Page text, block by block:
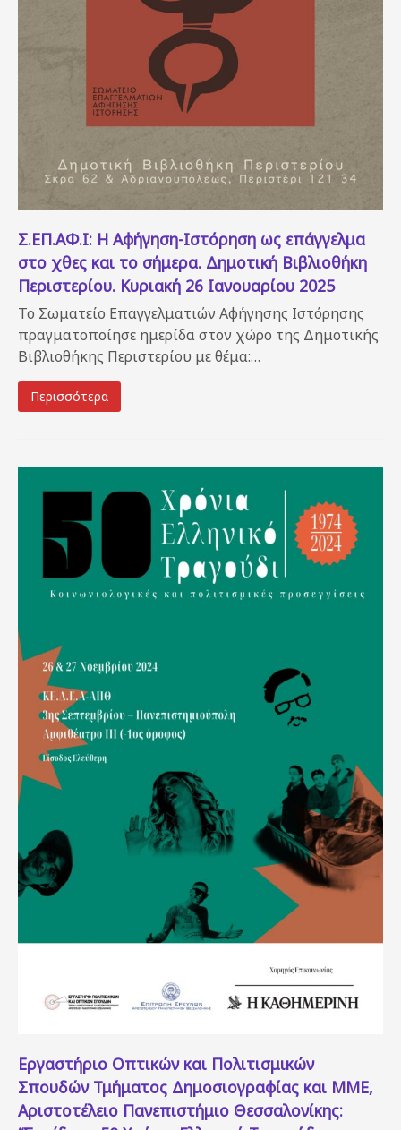
Σ.ΕΠ.ΑΦ.Ι: Η Αφήγηση-Ιστόρηση ως επάγγελμα
στο χθες και το σήμερα. Δημοτική Βιβλιοθήκη
Περιστερίου. Κυριακή 26 Ιανουαρίου 2025
Το Σωματείο Επαγγελματιών Αφήγησης Ιστόρησης
πραγματοποίησε ημερίδα στον χώρο της Δημοτικής
Βιβλιοθήκης Περιστερίου με θέμα:…
Περισσότερα
Εργαστήριο Οπτικών και Πολιτισμικών
Σπουδών Τμήματος Δημοσιογραφίας και ΜΜΕ,
Αριστοτέλειο Πανεπιστήμιο Θεσσαλονίκης: